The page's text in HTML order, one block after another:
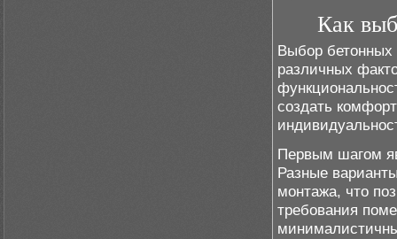
Как
Выбор бетонных
различных
создать
Первым шагом
Разные
монтажа, что
требования